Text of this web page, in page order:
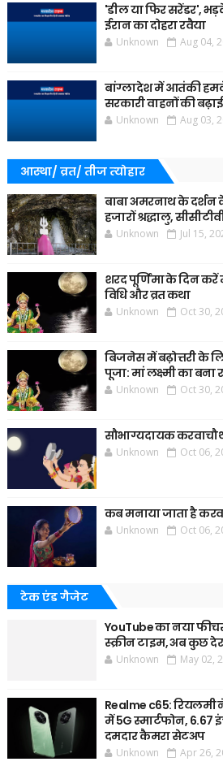
'डील या फिर सरेंडर',
ईरान का दोहरा रवैया
Unknown Aug 04,
बांग्लादेश में आतंकी
सरकारी वाहनों की
Unknown Aug 03,
आस्था/ व्रत/ तीज त्‍योहार
बाबा अमरनाथ के दर्शन
हजारों श्रद्धालु,
Unknown Jul 15,
शरद पूर्णिमा के दिन करें
विधि और व्रत कथा
Unknown Oct 30,
बिजनेस में बढ़ोत्तरी के
पूजा: मां लक्ष्मी का बना
Unknown Oct 30,
सौभाग्यदायक
Unknown Oct 06,
कब मनाया जाता है
Unknown Oct 06,
टेक एंड गैजेट
YouTube का नया
स्क्रीन टाइम, अब कुछ
Unknown May 02,
Realme c65: रियलमी
में 5G स्मार्टफोन, 6.67
दमदार कैमरा सेटअप
Unknown Apr 26,